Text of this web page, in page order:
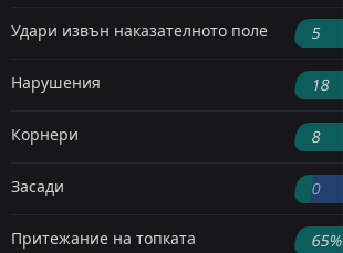
Удари извън наказателното поле 5
Нарушения 18
Корнери 8
Засади 0
Притежание на топката 65%